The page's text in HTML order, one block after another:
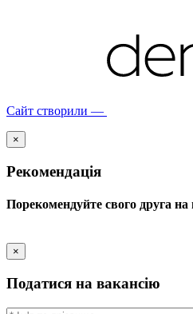
Сайт створили —
×
Рекомендація
Порекомендуйте свого друга
×
Податися на вакансію